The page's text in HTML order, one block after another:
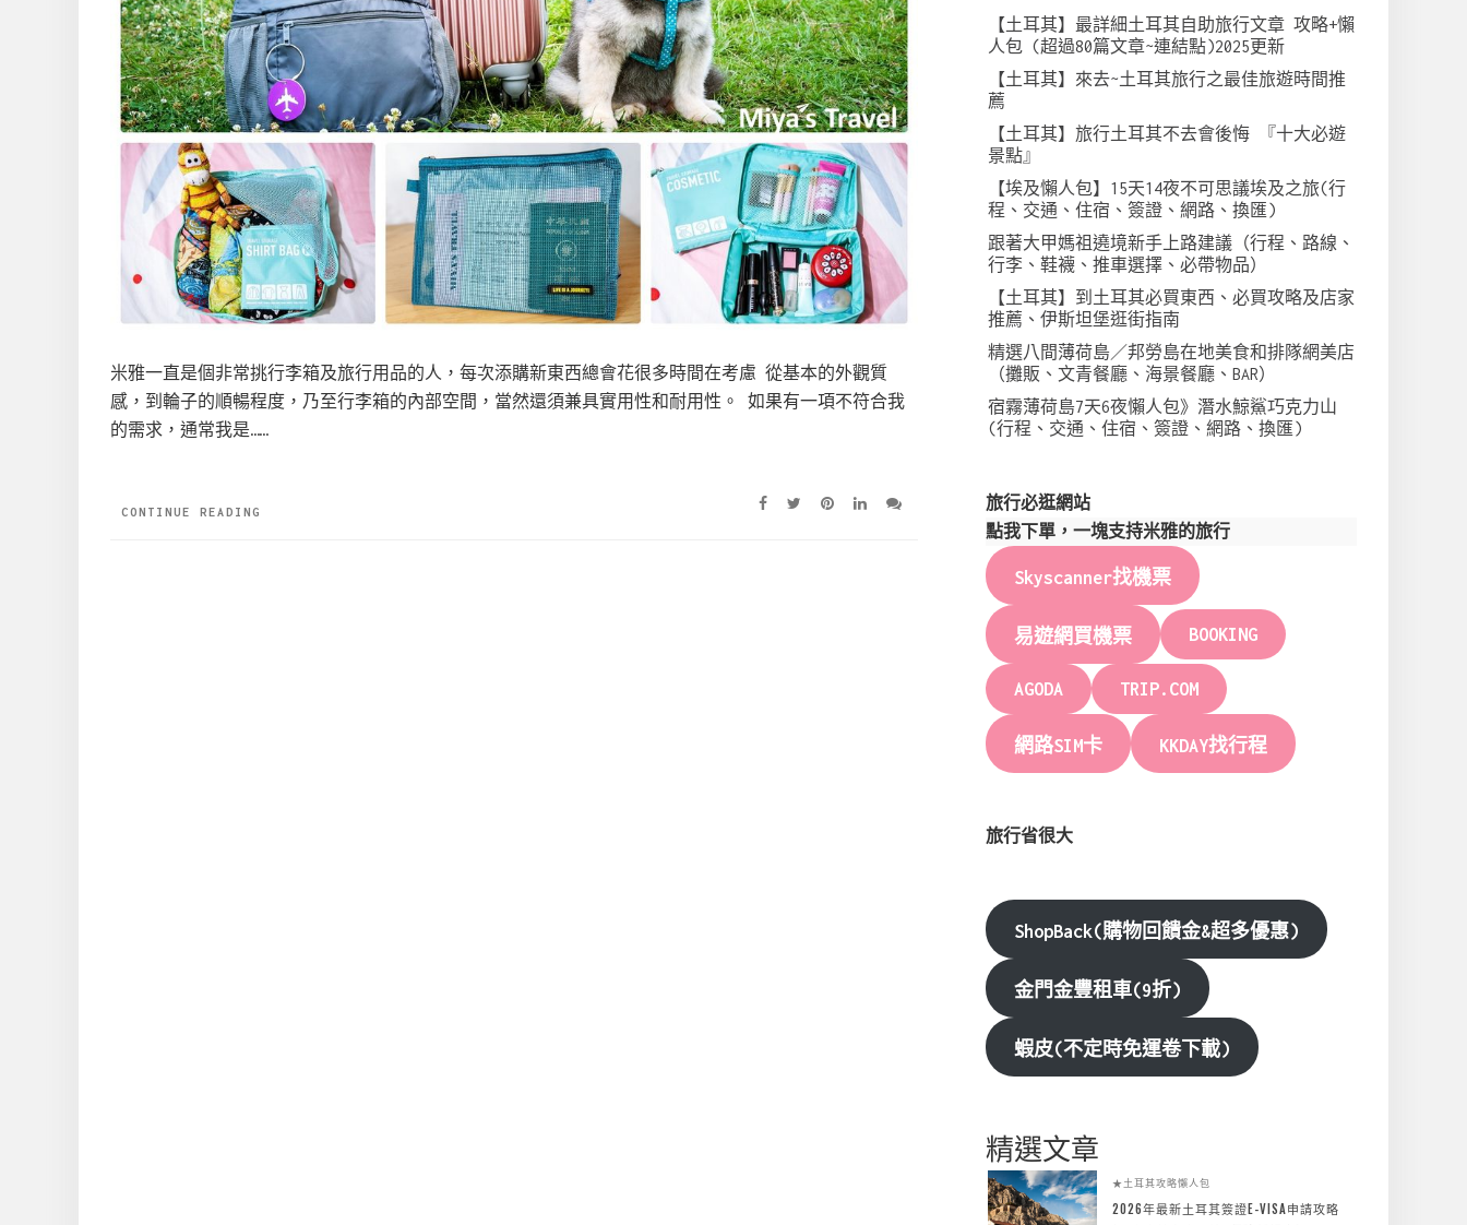
米雅一直是個非常挑行李箱及旅行用品的人，每次添購新東西總會花很多時間在考慮 從基本的外觀質
感，到輪子的順暢程度，乃至行李箱的內部空間，當然還須兼具實用性和耐用性。 如果有一項不符合我
的需求，通常我是……
CONTINUE READING
【土耳其】最詳細土耳其自助旅行文章 攻略+懶
人包 (超過80篇文章~連結點)2025更新
【土耳其】來去~土耳其旅行之最佳旅遊時間推
薦
【土耳其】旅行土耳其不去會後悔 『十大必遊
景點』
【埃及懶人包】15天14夜不可思議埃及之旅(行
程、交通、住宿、簽證、網路、換匯)
跟著大甲媽祖遶境新手上路建議（行程、路線、
行李、鞋襪、推車選擇、必帶物品）
【土耳其】到土耳其必買東西、必買攻略及店家
推薦、伊斯坦堡逛街指南
精選八間薄荷島／邦勞島在地美食和排隊網美店
（攤販、文青餐廳、海景餐廳、BAR）
宿霧薄荷島7天6夜懶人包》潛水鯨鯊巧克力山
(行程、交通、住宿、簽證、網路、換匯)
旅行必逛網站
點我下單，一塊支持米雅的旅行
Skyscanner找機票
易遊網買機票 BOOKING
AGODA TRIP.COM
網路SIM卡 KKDAY找行程
旅行省很大
ShopBack(購物回饋金&超多優惠)
金門金豐租車(9折)
蝦皮(不定時免運卷下載)
精選文章
★土耳其攻略懶人包
2026年最新土耳其簽證E-VISA申請攻略